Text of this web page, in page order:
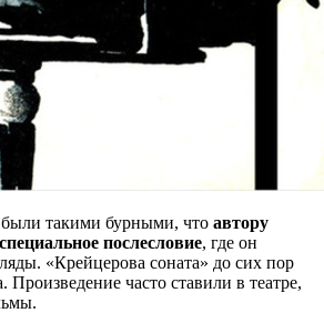
такими бурными, что автору
послесловие, где он
«Крейцерова соната» до сих пор
часто ставили в театре,